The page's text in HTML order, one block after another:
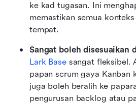
ke kad tugasan. Ini
memastikan semua
tempat.
Sangat boleh disesuaikan
Lark Base sangat fleksibel.
papan scrum gaya Kanban
juga boleh beralih ke
pengurusan backlog atau